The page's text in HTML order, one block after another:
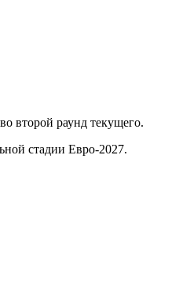
второй раунд текущего.
стадии Евро-2027.